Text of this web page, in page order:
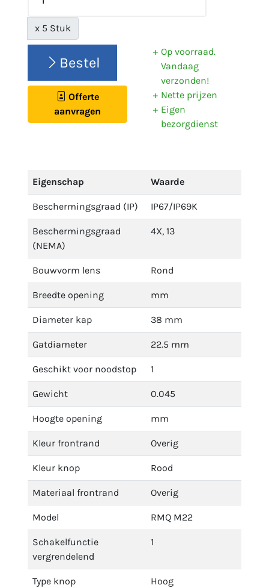
x 5 Stuk
Bestel
Offerte
aanvragen
Op voorraad.
Vandaag
verzonden!
Nette prijzen
Eigen
bezorgdienst
Eigenschap Waarde
Beschermingsgraad (IP) IP67/IP69K
Beschermingsgraad
(NEMA)
4X, 13
Bouwvorm lens Rond
Breedte opening mm
Diameter kap 38 mm
Gatdiameter 22.5 mm
Geschikt voor noodstop 1
Gewicht 0.045
Hoogte opening mm
Kleur frontrand Overig
Kleur knop Rood
Materiaal frontrand Overig
Model RMQ M22
Schakelfunctie
vergrendelend
1
Type knop Hoog